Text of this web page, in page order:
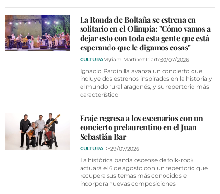
La Ronda de Boltaña se estrena en
solitario en el Olimpia: "Cómo vamos a
dejar esto con toda esta gente que está
esperando que le digamos cosas"
CULTURAMyriam Martínez Iriarte30/07/2026
Ignacio Pardinilla avanza un concierto que
incluye dos estrenos inspirados en la historia y
el mundo rural aragonés, y su repertorio más
característico
Eraje regresa a los escenarios con un
concierto prelaurentino en el Juan
Sebastián Bar
CULTURADH29/07/2026
La histórica banda oscense de folk-rock
actuará el 6 de agosto con un repertorio que
recupera sus temas más conocidos e
incorpora nuevas composiciones